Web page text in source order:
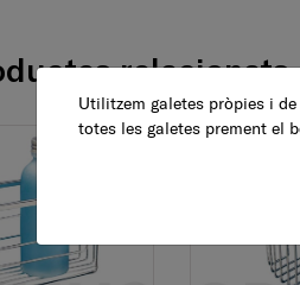
Utilitzem galetes pròpies i
totes les galetes prement el